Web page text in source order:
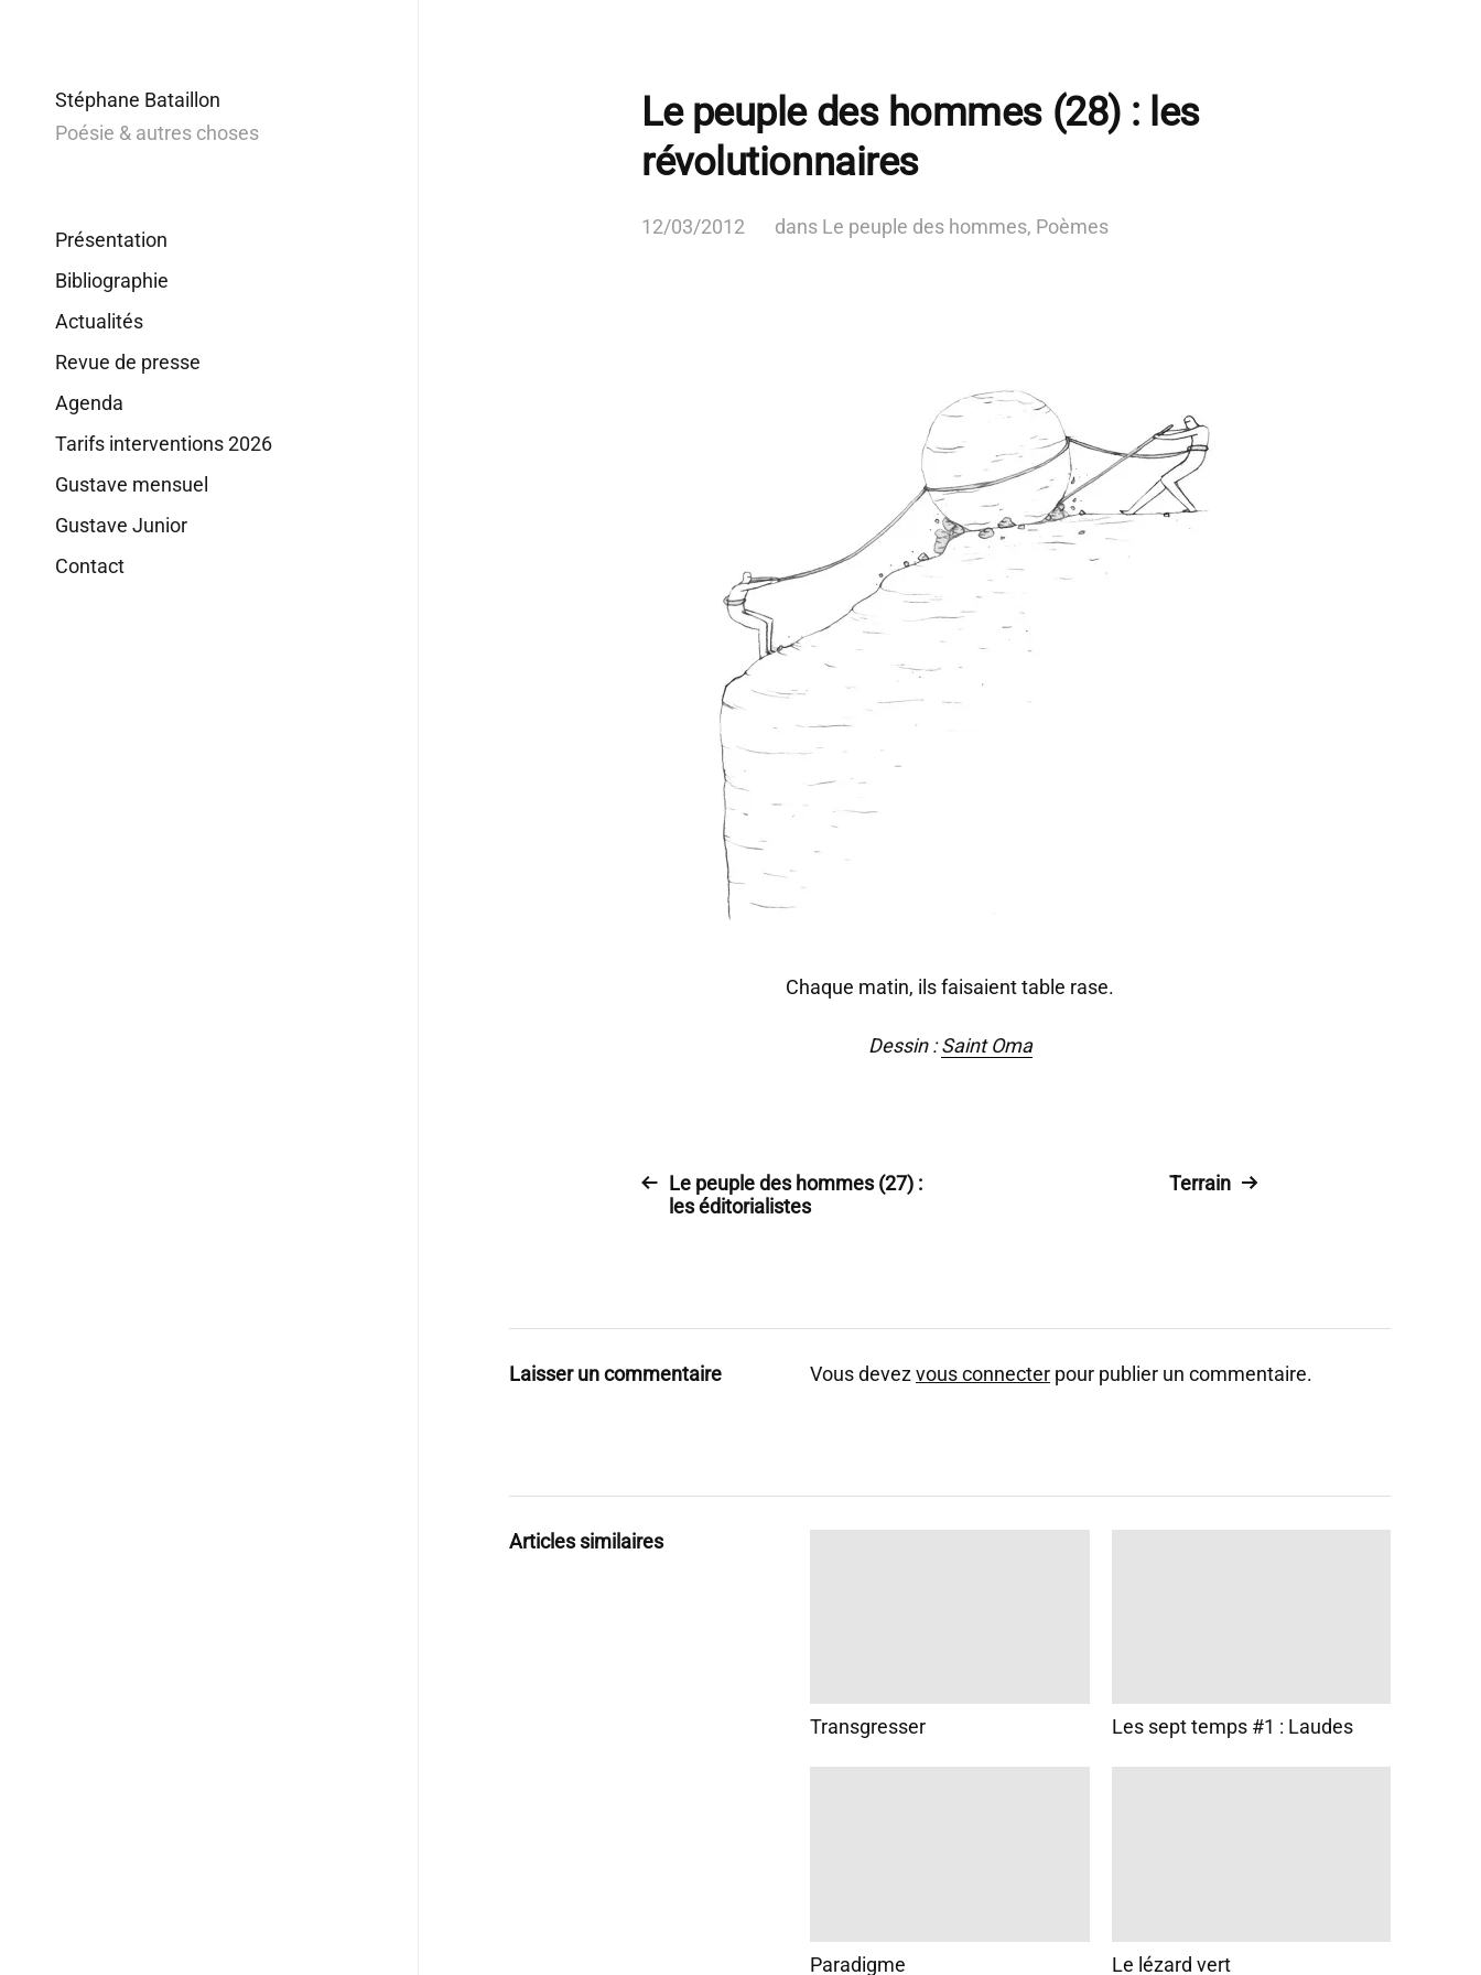
Stéphane Bataillon
Poésie & autres choses
Présentation
Bibliographie
Actualités
Revue de presse
Agenda
Tarifs interventions 2026
Gustave mensuel
Gustave Junior
Contact
Le peuple des hommes (28) : les
révolutionnaires
12/03/2012 dans Le peuple des hommes, Poèmes
Chaque matin, ils faisaient table rase.
Dessin :Saint Oma
Le peuple des hommes (27) :
les éditorialistes
Terrain
Laisser un commentaire Vous devezvous connecter pour publier un commentaire.
Articles similaires
Transgresser Les sept temps #1 : Laudes
Paradigme Le lézard vert